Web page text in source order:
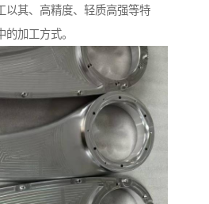
以其、高精度、轻质高强等特
加工方式。